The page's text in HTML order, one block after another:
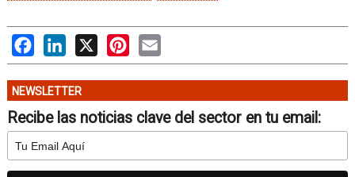
FacebookLinkedIn
X PinterestEmail
NEWSLETTER
Recibe las noticias clave del sector en tu email: